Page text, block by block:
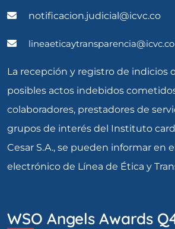
notificacion.judicial@icvc.co
lineaeticaytransparencia@icvc.co
La recepción y registro de indicios
posibles actos indebidos
colaboradores, prestadores de
grupos de interés del Instituto
Cesar S.A., se pueden informar en
electrónico de Línea de Ética y
WSO Angels Awards